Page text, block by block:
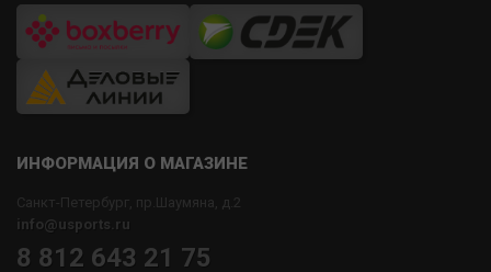
ИНФОРМАЦИЯ О МАГАЗИНЕ
Санкт-Петербург, пр.Шаумяна, д.2
info@usports.ru
8 812 643 21 75